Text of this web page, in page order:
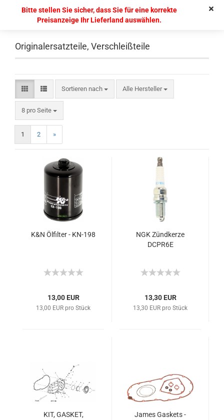
Bitte stellen Sie sicher, dass Sie für eine korrekte
Preisanzeige Ihr Lieferland auswählen.
Originalersatzteile, Verschleißteile
Sortieren nach Alle Hersteller
8 pro Seite
1 2 »
K&N Ölfilter - KN-198
13,00 EUR
13,00 EUR pro Stück
NGK Zündkerze
DCPR6E
13,30 EUR
13,30 EUR pro Stück
KIT, GASKET,
James Gaskets -